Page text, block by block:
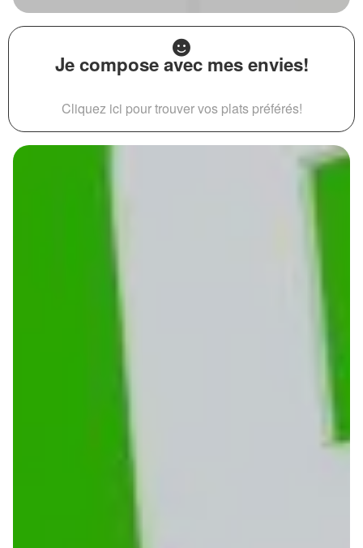
Je compose avec mes envies!
Cliquez ici pour trouver vos plats préférés!